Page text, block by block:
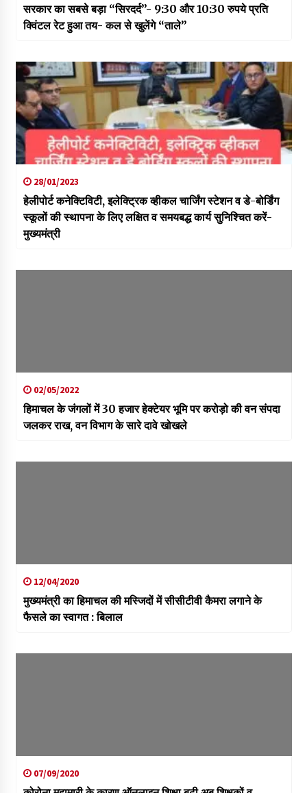
सरकार का सबसे बड़ा “सिरदर्द”- 9:30 और 10:30 रुपये प्रति
क्विंटल रेट हुआ तय- कल से खुलेंगे “ताले”
28/01/2023
हेलीपोर्ट कनेक्टिविटी, इलेक्ट्रिक व्हीकल चार्जिंग स्टेशन व डे-बोर्डिंग
स्कूलों की स्थापना के लिए लक्षित व समयबद्ध कार्य सुनिश्चित करें-
मुख्यमंत्री
02/05/2022
हिमाचल के जंगलों में 30 हजार हेक्टेयर भूमि पर करोड़ो की वन संपदा
जलकर राख, वन विभाग के सारे दावे खोखले
12/04/2020
मुख्यमंत्री का हिमाचल की मस्जिदों में सीसीटीवी कैमरा लगाने के
फैसले का स्वागत : बिलाल
07/09/2020